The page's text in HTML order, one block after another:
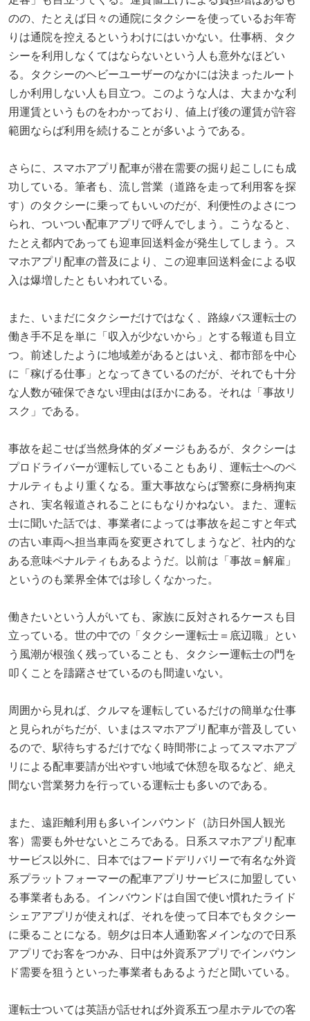
のの、たとえば日々の通院にタクシーを使っているお年寄
りは通院を控えるというわけにはいかない。仕事柄、タク
シーを利用しなくてはならないという人も意外なほどい
る。タクシーのヘビーユーザーのなかには決まったルート
しか利用しない人も目立つ。このような人は、大まかな利
用運賃というものをわかっており、値上げ後の運賃が許容
範囲ならば利用を続けることが多いようである。
さらに、スマホアプリ配車が潜在需要の掘り起こしにも成
功している。筆者も、流し営業（道路を走って利用客を探
す）のタクシーに乗ってもいいのだが、利便性のよさにつ
られ、ついつい配車アプリで呼んでしまう。こうなると、
たとえ都内であっても迎車回送料金が発生してしまう。ス
マホアプリ配車の普及により、この迎車回送料金による収
入は爆増したともいわれている。
また、いまだにタクシーだけではなく、路線バス運転士の
働き手不足を単に「収入が少ないから」とする報道も目立
つ。前述したように地域差があるとはいえ、都市部を中心
に「稼げる仕事」となってきているのだが、それでも十分
な人数が確保できない理由はほかにある。それは「事故リ
スク」である。
事故を起こせば当然身体的ダメージもあるが、タクシーは
プロドライバーが運転していることもあり、運転士へのペ
ナルティもより重くなる。重大事故ならば警察に身柄拘束
され、実名報道されることにもなりかねない。また、運転
士に聞いた話では、事業者によっては事故を起こすと年式
の古い車両へ担当車両を変更されてしまうなど、社内的な
ある意味ペナルティもあるようだ。以前は「事故＝解雇」
というのも業界全体では珍しくなかった。
働きたいという人がいても、家族に反対されるケースも目
立っている。世の中での「タクシー運転士＝底辺職」とい
う風潮が根強く残っていることも、タクシー運転士の門を
叩くことを躊躇させているのも間違いない。
周囲から見れば、クルマを運転しているだけの簡単な仕事
と見られがちだが、いまはスマホアプリ配車が普及してい
るので、駅待ちするだけでなく時間帯によってスマホアプ
リによる配車要請が出やすい地域で休憩を取るなど、絶え
間ない営業努力を行っている運転士も多いのである。
また、遠距離利用も多いインバウンド（訪日外国人観光
客）需要も外せないところである。日系スマホアプリ配車
サービス以外に、日本ではフードデリバリーで有名な外資
系プラットフォーマーの配車アプリサービスに加盟してい
る事業者もある。インバウンドは自国で使い慣れたライド
シェアアプリが使えれば、それを使って日本でもタクシー
に乗ることになる。朝夕は日本人通勤客メインなので日系
アプリでお客をつかみ、日中は外資系アプリでインバウン
ド需要を狙うといった事業者もあるようだと聞いている。
運転士ついては英語が話せれば外資系五つ星ホテルでの客